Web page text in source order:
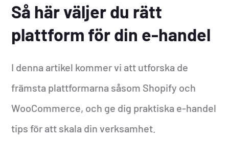
Så här väljer du rätt
plattform för din e-handel
I denna artikel kommer vi att utforska de
främsta plattformarna såsom Shopify och
WooCommerce, och ge dig praktiska e-handel
tips för att skala din verksamhet.